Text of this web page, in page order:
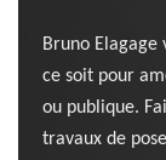
Bruno Elagage
ce soit pour
ou publique.
travaux de